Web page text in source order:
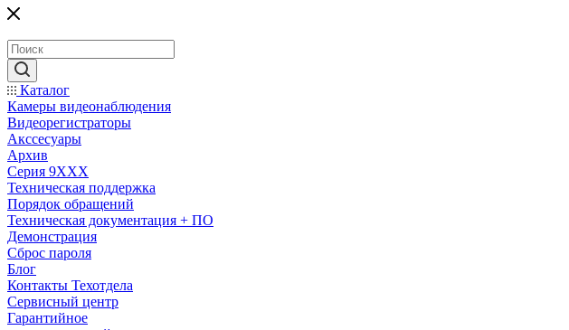
Каталог
Камеры видеонаблюдения
Видеорегистраторы
Акссесуары
Архив
Серия 9XXX
Техническая поддержка
Порядок обращений
Техническая документация + ПО
Демонстрация
Сброс пароля
Блог
Контакты Техотдела
Сервисный центр
Гарантийное